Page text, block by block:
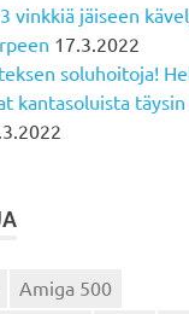
vinkkiä jäiseen
17.3.2022
soluhoitoja!
kantasoluista
Amiga 500